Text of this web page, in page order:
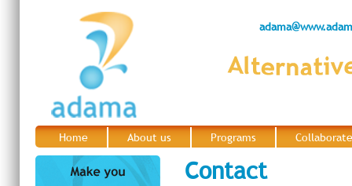
Home About us Programs
Contact